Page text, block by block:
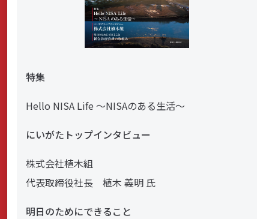
特集
Hello NISA Life ～NISAのある生活～
にいがたトップインタビュー
株式会社植木組
代表取締役社長 植木 義明 氏
明日のためにできること